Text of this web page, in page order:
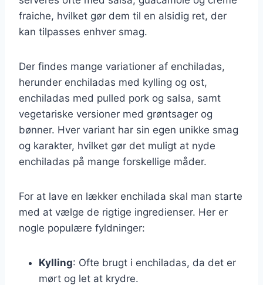
fraiche, hvilket gør dem til en alsidig ret, der
kan tilpasses enhver smag.
Der findes mange variationer af enchiladas,
herunder enchiladas med kylling og ost,
enchiladas med pulled pork og salsa, samt
vegetariske versioner med grøntsager og
bønner. Hver variant har sin egen unikke smag
og karakter, hvilket gør det muligt at nyde
enchiladas på mange forskellige måder.
For at lave en lækker enchilada skal man starte
med at vælge de rigtige ingredienser. Her er
nogle populære fyldninger:
Kylling: Ofte brugt i enchiladas, da det er
mørt og let at krydre.